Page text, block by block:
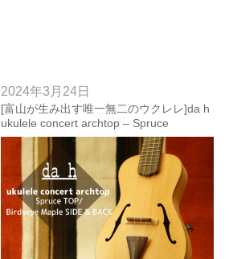
2024年3月24日
[富山が生み出す唯一無二のウクレレ]da h
ukulele concert archtop – Spruce
TOP/Birdseye Maple SIDE & BACK